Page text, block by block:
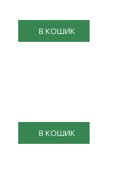
В КОШИК
В КОШИК